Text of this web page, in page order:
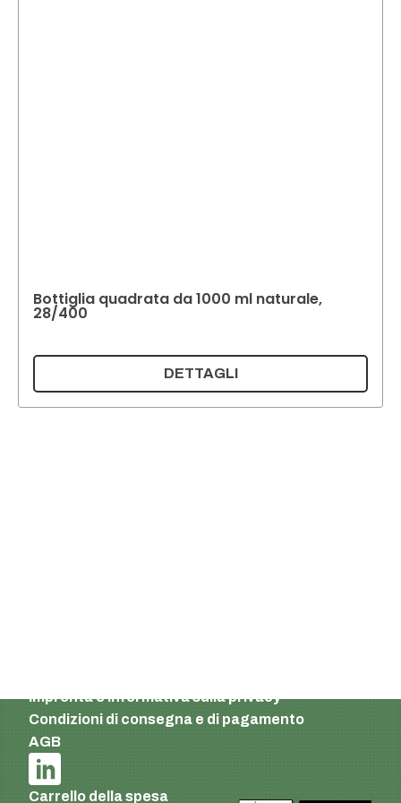
Bottiglia quadrata da 1000 ml naturale,
28/400
DETTAGLI
Impronta e informativa sulla privacy
Condizioni di consegna e di pagamento
AGB
Carrello della spesa